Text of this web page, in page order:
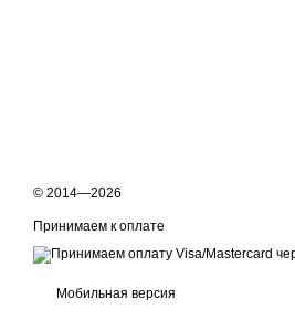
© 2014—2026
Принимаем к оплате
Мобильная версия